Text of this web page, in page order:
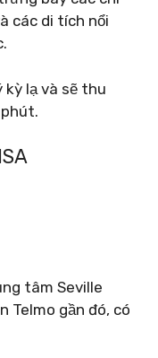
các di tích nổi
kỳ lạ và sẽ thu
tâm Seville
Telmo gần đó, có